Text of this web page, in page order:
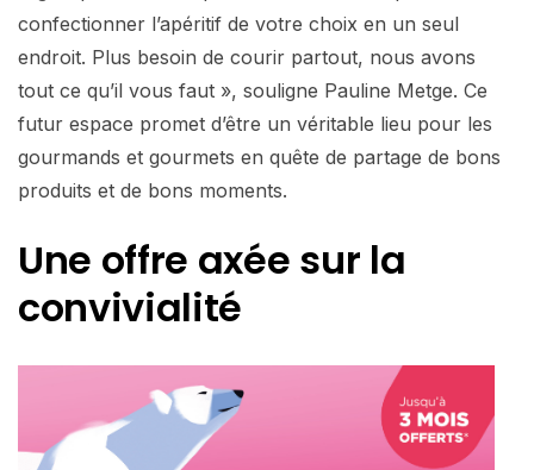
confectionner l’apéritif de votre choix en un seul
endroit. Plus besoin de courir partout, nous avons
tout ce qu’il vous faut », souligne Pauline Metge. Ce
futur espace promet d’être un véritable lieu pour les
gourmands et gourmets en quête de partage de bons
produits et de bons moments.
Une offre axée sur la
convivialité